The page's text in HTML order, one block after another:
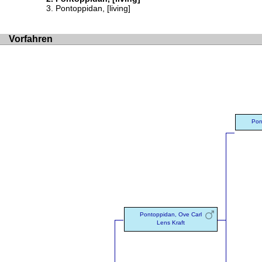
Pontoppidan, [living]
Vorfahren
Pontoppidan, Ove Carl
Lens Kraft